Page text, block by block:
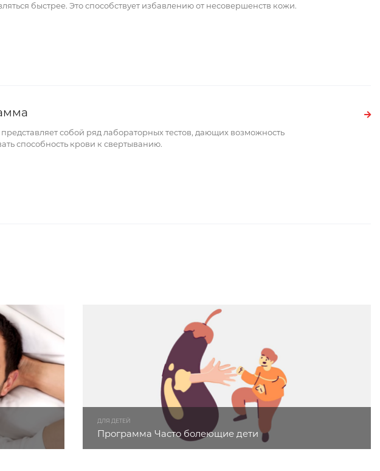
быстрее. Это способствует избавлению от несовершенств кожи.
собой ряд лабораторных тестов, дающих возможность
способность крови к свертыванию.
ДЛЯ ДЕТЕЙ
Программа Часто болеющие дети